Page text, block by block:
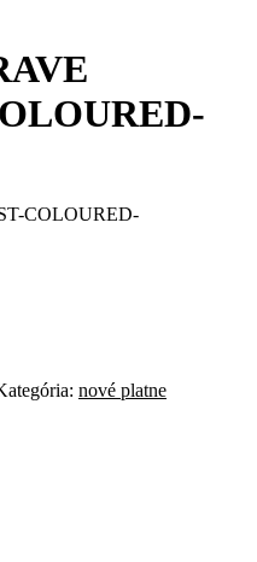
COLOURED-
nové platne